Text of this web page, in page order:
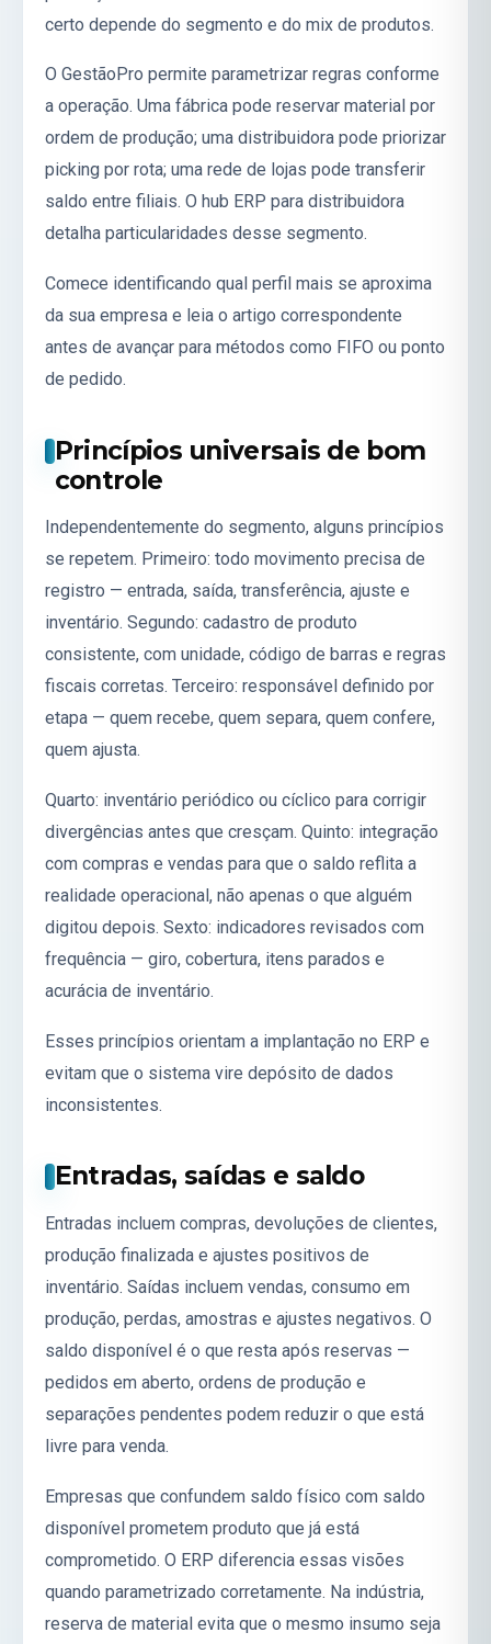
certo depende do segmento e do mix de produtos.
O GestãoPro permite parametrizar regras conforme
a operação. Uma fábrica pode reservar material por
ordem de produção; uma distribuidora pode priorizar
picking por rota; uma rede de lojas pode transferir
saldo entre filiais. O hub ERP para distribuidora
detalha particularidades desse segmento.
Comece identificando qual perfil mais se aproxima
da sua empresa e leia o artigo correspondente
antes de avançar para métodos como FIFO ou ponto
de pedido.
Princípios universais de bom
controle
Independentemente do segmento, alguns princípios
se repetem. Primeiro: todo movimento precisa de
registro — entrada, saída, transferência, ajuste e
inventário. Segundo: cadastro de produto
consistente, com unidade, código de barras e regras
fiscais corretas. Terceiro: responsável definido por
etapa — quem recebe, quem separa, quem confere,
quem ajusta.
Quarto: inventário periódico ou cíclico para corrigir
divergências antes que cresçam. Quinto: integração
com compras e vendas para que o saldo reflita a
realidade operacional, não apenas o que alguém
digitou depois. Sexto: indicadores revisados com
frequência — giro, cobertura, itens parados e
acurácia de inventário.
Esses princípios orientam a implantação no ERP e
evitam que o sistema vire depósito de dados
inconsistentes.
Entradas, saídas e saldo
Entradas incluem compras, devoluções de clientes,
produção finalizada e ajustes positivos de
inventário. Saídas incluem vendas, consumo em
produção, perdas, amostras e ajustes negativos. O
saldo disponível é o que resta após reservas —
pedidos em aberto, ordens de produção e
separações pendentes podem reduzir o que está
livre para venda.
Empresas que confundem saldo físico com saldo
disponível prometem produto que já está
comprometido. O ERP diferencia essas visões
quando parametrizado corretamente. Na indústria,
reserva de material evita que o mesmo insumo seja